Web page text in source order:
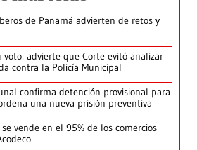
de Panamá advierten de retos y
voto: advierte que Corte evitó analizar
contra la Policía Municipal
confirma detención provisional para
una nueva prisión preventiva
vende en el 95% de los comercios